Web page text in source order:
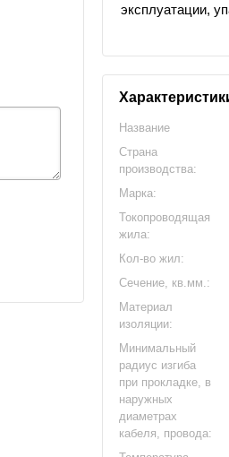
эксплуатации,
Название
Страна
производства:
Марка:
Токопроводящая
жила:
Кол-во жил:
Сечение, кв.мм.:
Материал
изоляции:
Минимальный
радиус изгиба
при прокладке, в
наружных
диаметрах
кабеля, провода: